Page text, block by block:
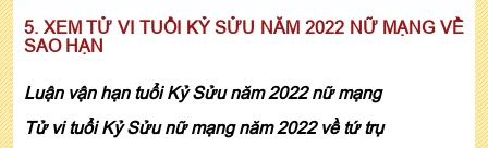
5. XEM TỬ VI TUỔI KỶ SỬU NĂM 2022 NỮ MẠNG VỀ
SAO HẠN
Luận vận hạn tuổi Kỷ Sửu năm 2022 nữ mạng
Tử vi tuổi Kỷ Sửu nữ mạng năm 2022 về tứ trụ